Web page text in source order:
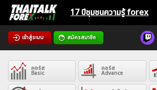
Skip
content
17 ปีชุมชนความรู้ forex
เข้าสู่ระบบ สมัครสมาชิก
Home
Newsคอร์ส
Basic
คอร์ส
Advance